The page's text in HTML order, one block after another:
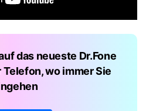
das neueste Dr.Fone
wo immer Sie